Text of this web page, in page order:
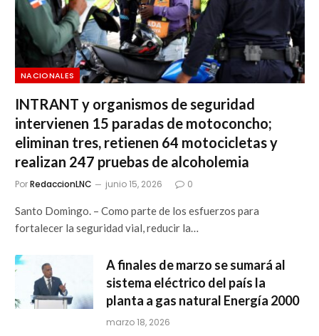
NACIONALES
INTRANT y organismos de seguridad
intervienen 15 paradas de motoconcho;
eliminan tres, retienen 64 motocicletas y
realizan 247 pruebas de alcoholemia
PorRedaccionLNC junio 15, 2026 0
Santo Domingo. – Como parte de los esfuerzos para
fortalecer la seguridad vial, reducir la…
A finales de marzo se sumará al
sistema eléctrico del país la
planta a gas natural Energía 2000
marzo 18, 2026